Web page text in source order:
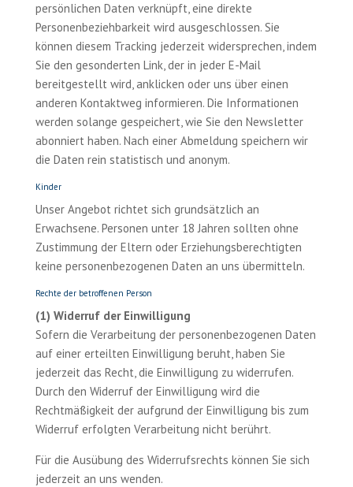
persönlichen Daten verknüpft, eine direkte
Personenbeziehbarkeit wird ausgeschlossen. Sie
können diesem Tracking jederzeit widersprechen, indem
Sie den gesonderten Link, der in jeder E-Mail
bereitgestellt wird, anklicken oder uns über einen
anderen Kontaktweg informieren. Die Informationen
werden solange gespeichert, wie Sie den Newsletter
abonniert haben. Nach einer Abmeldung speichern wir
die Daten rein statistisch und anonym.
Kinder
Unser Angebot richtet sich grundsätzlich an
Erwachsene. Personen unter 18 Jahren sollten ohne
Zustimmung der Eltern oder Erziehungsberechtigten
keine personenbezogenen Daten an uns übermitteln.
Rechte der betroffenen Person
(1) Widerruf der Einwilligung
Sofern die Verarbeitung der personenbezogenen Daten
auf einer erteilten Einwilligung beruht, haben Sie
jederzeit das Recht, die Einwilligung zu widerrufen.
Durch den Widerruf der Einwilligung wird die
Rechtmäßigkeit der aufgrund der Einwilligung bis zum
Widerruf erfolgten Verarbeitung nicht berührt.
Für die Ausübung des Widerrufsrechts können Sie sich
jederzeit an uns wenden.